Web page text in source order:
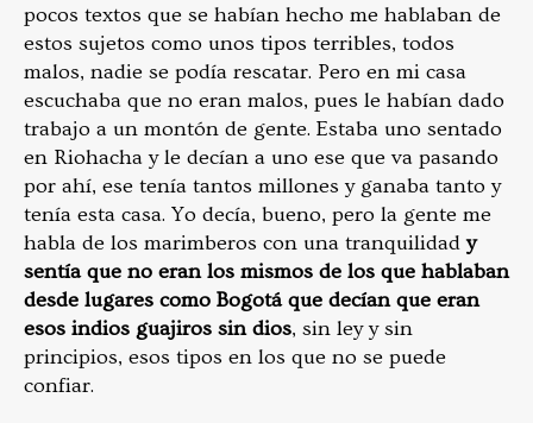
pocos textos que se habían hecho me hablaban de
estos sujetos como unos tipos terribles, todos
malos, nadie se podía rescatar. Pero en mi casa
escuchaba que no eran malos, pues le habían dado
trabajo a un montón de gente. Estaba uno sentado
en Riohacha y le decían a uno ese que va pasando
por ahí, ese tenía tantos millones y ganaba tanto y
tenía esta casa. Yo decía, bueno, pero la gente me
habla de los marimberos con una tranquilidady
sentía que no eran los mismos de los que hablaban
desde lugares como Bogotá que decían que eran
esos indios guajiros sin dios, sin ley y sin
principios, esos tipos en los que no se puede
confiar.